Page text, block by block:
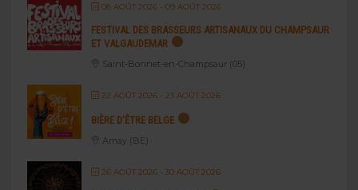
08 AOÛT 2026- 09 AOÛT 2026
FESTIVAL DES BRASSEURS ARTISANAUX DU CHAMPSAUR
ET VALGAUDEMAR
Saint-Bonnet-en-Champsaur (05)
22 AOÛT 2026- 23 AOÛT 2026
BIÈRE D’ÊTRE BELGE
Amay (BE)
26 AOÛT 2026- 30 AOÛT 2026